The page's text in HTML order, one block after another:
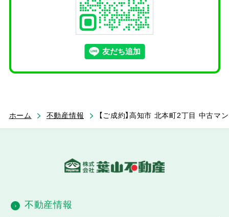
ホーム 不動産情報 【ご成約】高知市 北本町2丁目 中古
不動産情報